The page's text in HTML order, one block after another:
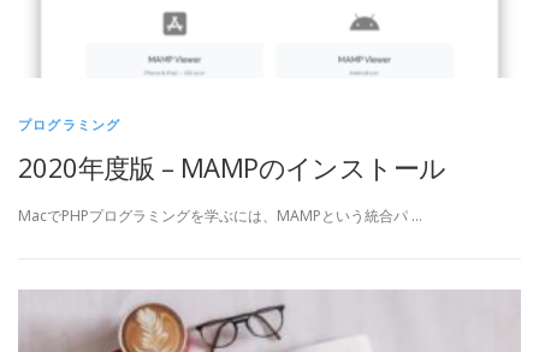
プログラミング
2020年度版 – MAMPのインストール
MacでPHPプログラミングを学ぶには、MAMPという統合パ …